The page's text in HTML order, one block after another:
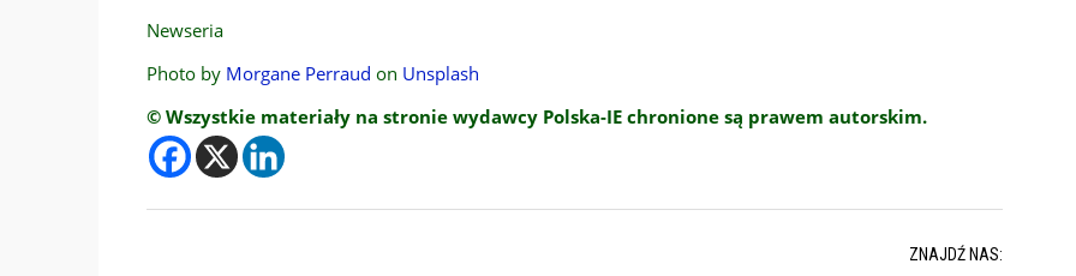
Newseria
Photo by Morgane Perraud on Unsplash
© Wszystkie materiały na stronie wydawcy Polska-IE chronione są prawem autorskim.
ZNAJDŹ NAS: